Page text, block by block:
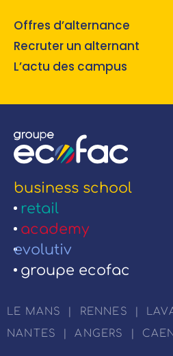
Offres d’alternance
Recruter un alternant
L’actu des campus
business school
retail
academy
evolutiv
groupe ecofac
LE MANS RENNES
NANTES
ANGERS CAEN